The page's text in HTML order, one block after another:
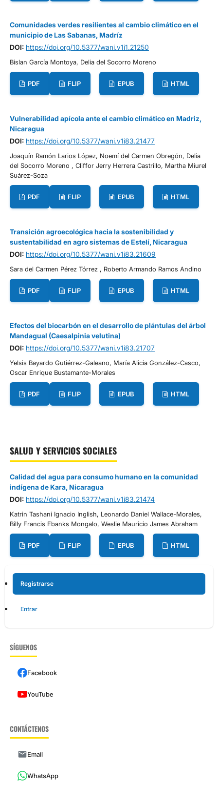
Comunidades verdes resilientes al cambio climático en el
municipio de Las Sabanas, Madríz
DOI: https://doi.org/10.5377/wani.v1i1.21250
Bislan García Montoya, Delia del Socorro Moreno
PDF FLIP EPUB HTML
Vulnerabilidad apícola ante el cambio climático en Madriz,
Nicaragua
DOI: https://doi.org/10.5377/wani.v1i83.21477
Joaquín Ramón Larios López, Noemí del Carmen Obregón, Delia
del Socorro Moreno , Cliffor Jerry Herrera Castrillo, Martha Miurel
Suárez-Soza
PDF FLIP EPUB HTML
Transición agroecológica hacia la sostenibilidad y
sustentabilidad en agro sistemas de Estelí, Nicaragua
DOI: https://doi.org/10.5377/wani.v1i83.21609
Sara del Carmen Pérez Tórrez , Roberto Armando Ramos Andino
PDF FLIP EPUB HTML
Efectos del biocarbón en el desarrollo de plántulas del árbol
Mandagual (Caesalpinia velutina)
DOI: https://doi.org/10.5377/wani.v1i83.21707
Yelsis Bayardo Gutiérrez-Galeano, María Alicia González-Casco,
Oscar Enrique Bustamante-Morales
PDF FLIP EPUB HTML
SALUD Y SERVICIOS SOCIALES
Calidad del agua para consumo humano en la comunidad
indígena de Kara, Nicaragua
DOI: https://doi.org/10.5377/wani.v1i83.21474
Katrin Tashani Ignacio Inglish, Leonardo Daniel Wallace-Morales,
Billy Francis Ebanks Mongalo, Weslie Mauricio James Abraham
PDF FLIP EPUB HTML
Registrarse
Entrar
SÍGUENOS
Facebook
YouTube
CONTÁCTENOS
Email
WhatsApp